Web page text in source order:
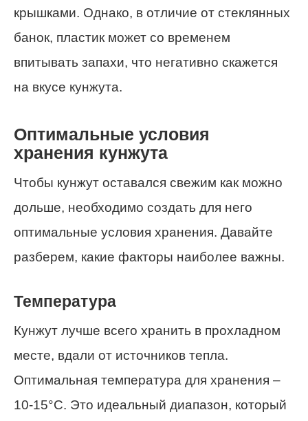
крышками. Однако, в отличие от стеклянных
банок, пластик может со временем
впитывать запахи, что негативно скажется
на вкусе кунжута.
Оптимальные условия
хранения кунжута
Чтобы кунжут оставался свежим как можно
дольше, необходимо создать для него
оптимальные условия хранения. Давайте
разберем, какие факторы наиболее важны.
Температура
Кунжут лучше всего хранить в прохладном
месте, вдали от источников тепла.
Оптимальная температура для хранения –
10-15°C. Это идеальный диапазон, который